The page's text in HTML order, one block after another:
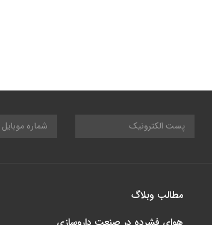
مطالب وبلاگ